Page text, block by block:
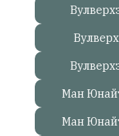
Пользователей:
НАШИ
ПРАВИЛА
Ман
Ман